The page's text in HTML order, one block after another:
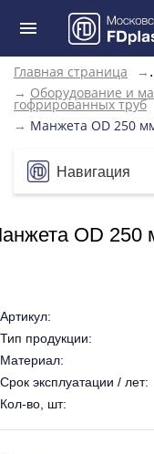
Главная страница →
→ Оборудование и
гофрированных труб
→ Манжета OD 250
Навигация
OD 250
Артикул:
Тип продукции:
Материал:
Срок эксплуатации / лет:
Кол-во, шт: